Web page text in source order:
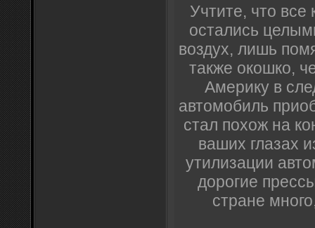
Учтите, что все
остались
воздух, лишь
также окошко,
Америку в
автомобиль
стал похож на
ваших глазах
утилизации
дорогие
стране